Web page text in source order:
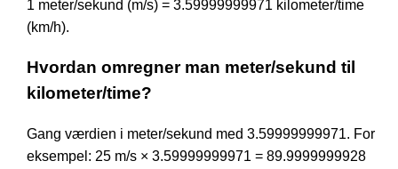
1 meter/sekund (m/s) = 3.59999999971 kilometer/time
(km/h).
Hvordan omregner man meter/sekund til
kilometer/time?
Gang værdien i meter/sekund med 3.59999999971. For
eksempel: 25 m/s × 3.59999999971 = 89.9999999928